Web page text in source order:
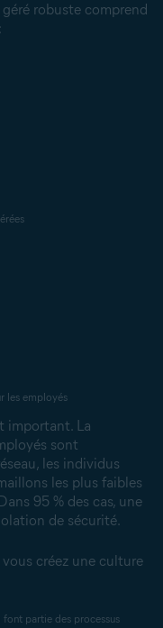
robuste comprend
les employés
important. La
sont
les individus
les plus faibles
95 % des cas, une
de sécurité.
créez une culture
partie des processus